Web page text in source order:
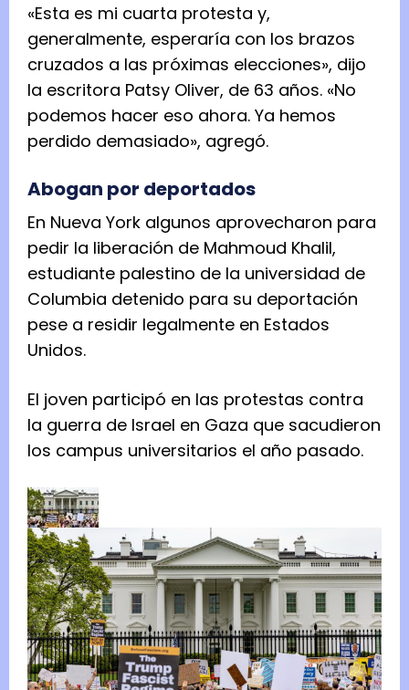
«Esta es mi cuarta protesta y,
generalmente, esperaría con los brazos
cruzados a las próximas elecciones», dijo
la escritora Patsy Oliver, de 63 años. «No
podemos hacer eso ahora. Ya hemos
perdido demasiado», agregó.
Abogan por deportados
En Nueva York algunos aprovecharon para
pedir la liberación de Mahmoud Khalil,
estudiante palestino de la universidad de
Columbia detenido para su deportación
pese a residir legalmente en Estados
Unidos.
El joven participó en las protestas contra
la guerra de Israel en Gaza que sacudieron
los campus universitarios el año pasado.